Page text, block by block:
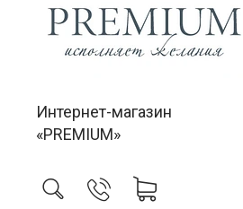
Интернет-магазин
«PREMIUM»